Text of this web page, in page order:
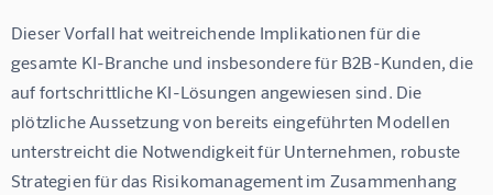
Dieser Vorfall hat weitreichende Implikationen für die
gesamte KI-Branche und insbesondere für B2B-Kunden, die
auf fortschrittliche KI-Lösungen angewiesen sind. Die
plötzliche Aussetzung von bereits eingeführten Modellen
unterstreicht die Notwendigkeit für Unternehmen, robuste
Strategien für das Risikomanagement im Zusammenhang